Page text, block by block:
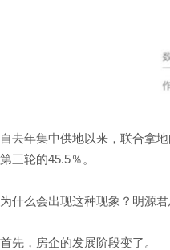
自去年集中供地以来，联合拿
第三轮的45.5％。
为什么会出现这种现象？明源君
首先，房企的发展阶段变了。